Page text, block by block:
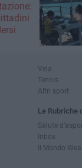
Vela
Tennis
Altri sport
Le Rubriche
Salute
Inbox
Il Mondo